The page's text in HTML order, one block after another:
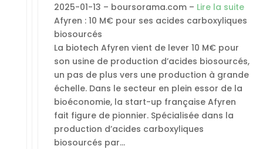
2025-01-13 – boursorama.com – Lire la suite
Afyren : 10 M€ pour ses acides carboxyliques
biosourcés
La biotech Afyren vient de lever 10 M€ pour
son usine de production d’acides biosourcés,
un pas de plus vers une production à grande
échelle. Dans le secteur en plein essor de la
bioéconomie, la start-up française Afyren
fait figure de pionnier. Spécialisée dans la
production d’acides carboxyliques
biosourcés par…